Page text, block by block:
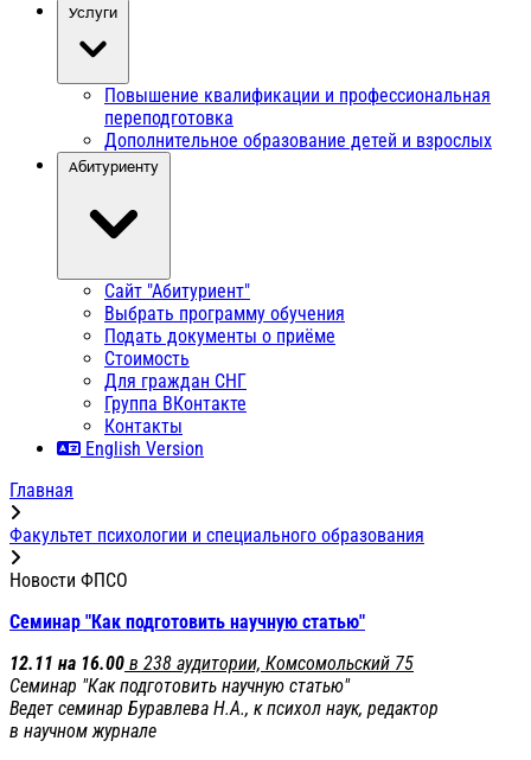
Услуги
Повышение квалификации и профессиональная
переподготовка
Дополнительное образование детей и взрослых
Абитуриенту
Сайт "Абитуриент"
Выбрать программу обучения
Подать документы о приёме
Стоимость
Для граждан СНГ
Группа ВКонтакте
Контакты
English Version
Главная
Факультет психологии и специального образования
Новости ФПСО
Cеминар "Как подготовить научную статью"
12.11 на 16.00 в 238 аудитории, Комсомольский 75
Семинар "Как подготовить научную статью"
Ведет семинар Буравлева Н.А., к психол наук, редактор
в научном журнале